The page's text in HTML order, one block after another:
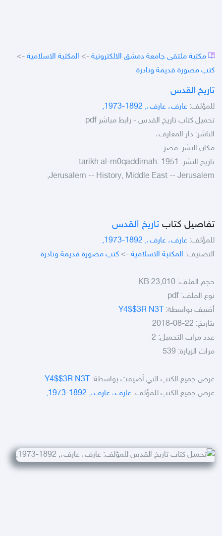
مكتبة ملتقى جامعة دمشق الالكترونية -> المكتبة الاسلامية ->
كتب مصورة قديمة ونادرة
تاريخ القدس
للمؤلف: عارف، عارف،, 1892-1973,
تحميل كتاب تاريخ القدس - رابط مباشر pdf
الناشر: دار المعارف،
مكان النشر: مصر :
تاريخ النشر: tarikh al-m0qaddimah: 1951
Jerusalem -- History, Middle East -- Jerusalem,
تفاصيل كتاب تاريخ القدس
للمؤلف: عارف، عارف،, 1892-1973,
التصنيف: المكتبة الاسلامية -> كتب مصورة قديمة ونادرة
حجم الملف: 23,010 KB
نوع الملف: pdf
أضيف بواسطة: Y4$$3R N3T
بتاريخ: 22-08-2018
عدد مرات التحميل: 2
مرات الزيارة: 539
عرض جميع الكتب التي أضيفت بواسطة: Y4$$3R N3T
عرض جميع الكتب للمؤلف: عارف، عارف،, 1892-1973,